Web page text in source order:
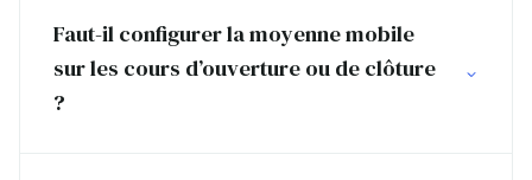
Faut-il configurer la moyenne mobile
sur les cours d’ouverture ou de clôture
?